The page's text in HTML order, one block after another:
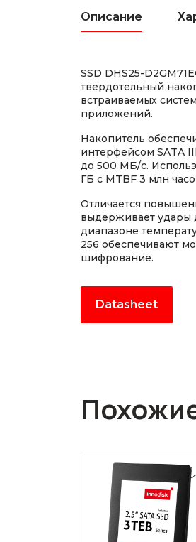
Описание
SSD DHS25-
твердотельный
встраиваемых
приложений.
Накопитель
интерфейсом SATA
до 500 МБ/с.
ГБ с MTBF 3 млн
Отличается
выдерживает удары
диапазоне
256 обеспечивают
шифрование.
Datasheet